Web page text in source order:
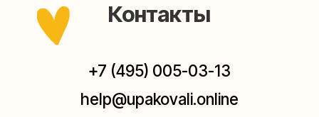
(как пройти)
Мастерская на Плющихе
+7 (980) 495-03-13